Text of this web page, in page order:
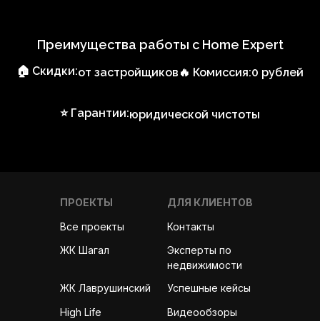
Преимущества работы с Home Expert
🏠 Скидки:от застройщиков 🔥 Комиссия:0 рублей
⭐ Гарантии:юридической чистоты
ПРОЕКТЫ
ДЛЯ КЛИЕНТОВ
Контакты
Эксперты по
недвижимости
Успешные кейсы
Видеообзоры
High Life
ЖК Лаврушинский
ЖК Шагал
Все проекты